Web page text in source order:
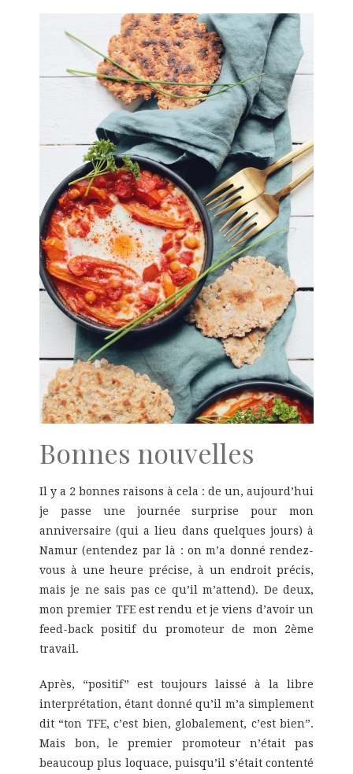
Bonnes nouvelles
Il y a 2 bonnes raisons à cela : de un, aujourd’hui
je passe une journée surprise pour mon
anniversaire (qui a lieu dans quelques jours) à
Namur (entendez par là : on m’a donné rendez-
vous à une heure précise, à un endroit précis,
mais je ne sais pas ce qu’il m’attend). De deux,
mon premier TFE est rendu et je viens d’avoir un
feed-back positif du promoteur de mon 2ème
travail.
Après, “positif” est toujours laissé à la libre
interprétation, étant donné qu’il m’a simplement
dit “ton TFE, c’est bien, globalement, c’est bien”.
Mais bon, le premier promoteur n’était pas
beaucoup plus loquace, puisqu’il s’était contenté